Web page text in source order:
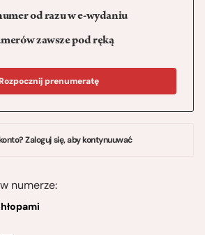
od razu w e-wydaniu
zawsze pod ręką
prenumeratę
Zaloguj się, aby kontynuuwać
numerze: